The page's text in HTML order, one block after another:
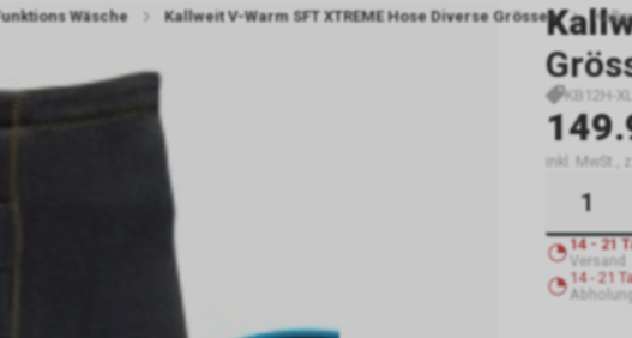
Wäsche Kallweit V-Warm SFT XTREME Hose Diverse Grössen
KB12H-XL
inkl. MwSt.,
14 - 21
Versand
14 - 21